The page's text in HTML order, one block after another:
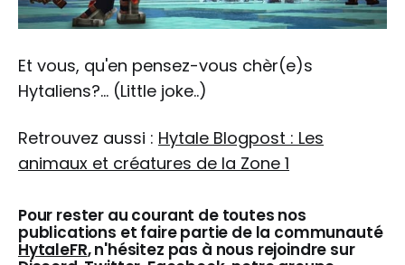
Et vous, qu'en pensez-vous chèr(e)s
Hytaliens?... (Little joke..)
Retrouvez aussi : Hytale Blogpost : Les
animaux et créatures de la Zone 1
Pour rester au courant de toutes nos
publications et faire partie de la communauté
HytaleFR, n'hésitez pas à nous rejoindre sur